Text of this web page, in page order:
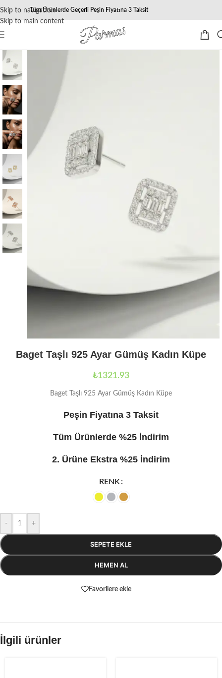
Skip to navigation
Skip to main content
Tüm Ürünlerde Geçerli Peşin Fiyatına 3 Taksit
Baget Taşlı 925 Ayar Gümüş Kadın Küpe
₺1321.93
Baget Taşlı 925 Ayar Gümüş Kadın Küpe
Peşin Fiyatına 3 Taksit
Tüm Ürünlerde %25 İndirim
2. Ürüne Ekstra %25 İndirim
RENK
- +
SEPETE EKLE
HEMEN AL
Favorilere ekle
İlgili ürünler